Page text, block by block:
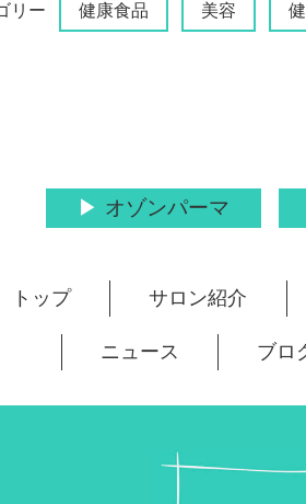
リー 健康食品 美容
オゾンパーマ
トップ サロン紹介
ニュース ブロ